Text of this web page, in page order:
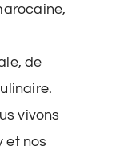
de
vivons
et nos